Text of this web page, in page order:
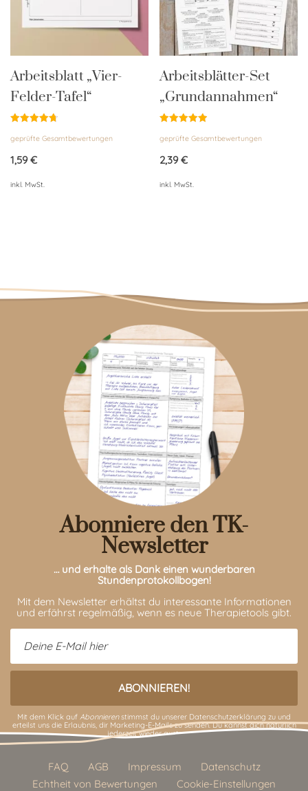
Arbeitsblatt „Vier-
Felder-Tafel“
mit
von 5
geprüfte Gesamtbewertungen
1,59€
inkl. MwSt.
Arbeitsblätter-Set
„Grundannahmen“
mit
von 5
geprüfte Gesamtbewertungen
2,39€
inkl. MwSt.
Abonniere den TK-
Newsletter
… und erhalte als Dank einen wunderbaren
Stundenprotokollbogen!
Mit dem Newsletter erhältst du interessante Informationen
und erfährst regelmäßig, wenn es neue Therapietools gibt.
Mit dem Klick auf Abonnierenstimmst du unserer Datenschutzerklärung zu und
erteilst uns die Erlaubnis, dir Marketing-E-Mails zu senden. Du kannst dich natürlich
jederzeit wieder austragen.
FAQ AGB Impressum
Datenschutz
Echtheit von Bewertungen
Cookie-Einstellungen